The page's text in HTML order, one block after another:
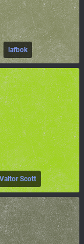
lafbok
Valtor Scott